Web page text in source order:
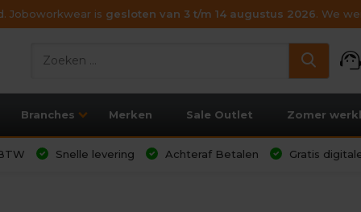
Joboworkwear is gesloten van 3 t/m 14 augustus 2026. We
support_agent
Branches Merken Sale Outlet Zomer
Snelle levering Achteraf Betalen Gratis